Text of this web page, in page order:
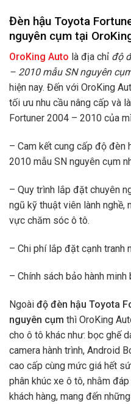
Đèn hậu Toyota
nguyên cụm tại
OroKing Auto là địa chỉ độ
– 2010 mẫu SN nguyên
hiện nay. Đến với OroKing
tối ưu nhu cầu nâng cấp và
Fortuner 2004 – 2010 của
– Cam kết cung cấp độ đèn
2010 mẫu SN nguyên cụm
– Quy trình lắp đặt chuyên
ngũ kỹ thuật viên lành nghề,
vực chăm sóc ô tô.
– Chi phí lắp đặt cạnh tranh
– Chính sách bảo hành minh
Ngoài độ đèn hậu Toyota
nguyên cụm thì OroKing
cho ô tô khác như: bọc ghế
camera hành trình, Android
cao cấp cùng mức giá hết
phân khúc xe ô tô, nhằm
khách hàng, mang đến